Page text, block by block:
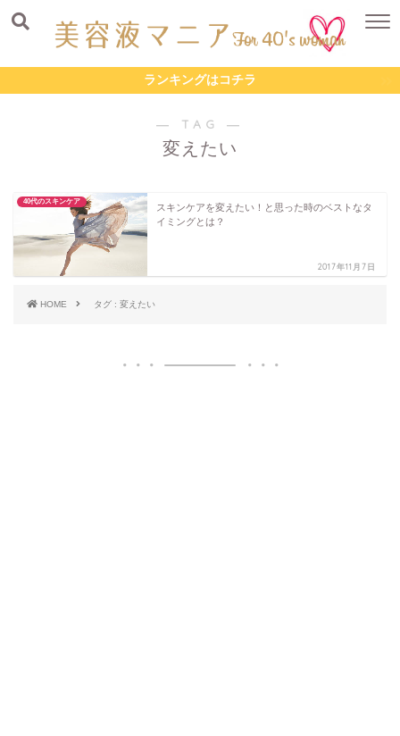
ランキングはコチラ
― TAG ―
変えたい
40代のスキンケア
スキンケアを変えたい！と思った時のベストなタ
イミングとは？
2017年11月7日
HOME タグ : 変えたい